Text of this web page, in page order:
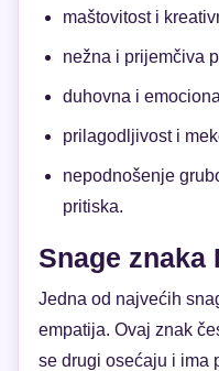
maštovitost i
nežna i prijemčiva
duhovna i
prilagodljivost i
nepodnošenje
pritiska.
Snage znaka
Jedna od najvećih
empatija. Ovaj znak
se drugi osećaju i ima